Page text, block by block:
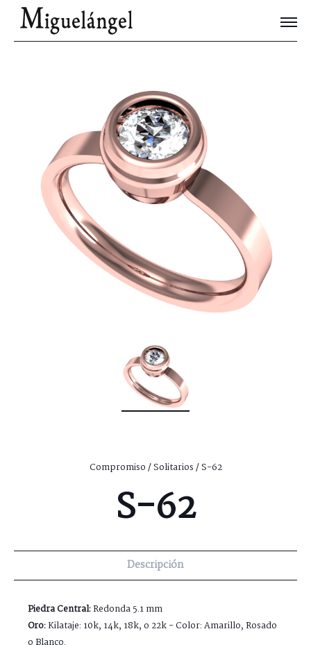
Joyas Únicas
Blog
Contacto
Compromiso/Solitarios/ S-62
S-62
Descripción
Piedra Central:Redonda 5.1 mm
Oro:Kilataje: 10k, 14k, 18k, o 22k - Color: Amarillo, Rosado